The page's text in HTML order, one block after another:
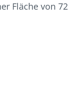
Fläche von 72